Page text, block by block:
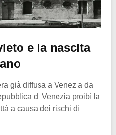
e la nascita
già diffusa a Venezia da
di Venezia proibì la
a causa dei rischi di